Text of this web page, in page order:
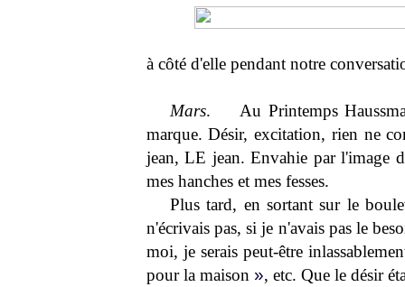
à côté d'elle pendant notre
Mars. Au Printemps
marque. Désir, excitation, rien ne
jean, LE jean. Envahie par l'image
mes hanches et mes fesses.
Plus tard, en sortant sur le
n'écrivais pas, si je n'avais pas le
moi, je serais peut-être
pour la maison », etc. Que le désir